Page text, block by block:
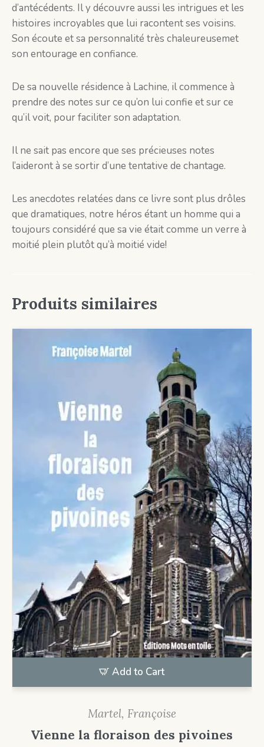
d’antécédents. Il y découvre aussi les intrigues et les
histoires incroyables que lui racontent ses voisins.
Son écoute et sa personnalité très chaleureusemet
son entourage en confiance.
De sa nouvelle résidence à Lachine, il commence à
prendre des notes sur ce qu’on lui confie et sur ce
qu’il voit, pour faciliter son adaptation.
Il ne sait pas encore que ses précieuses notes
l’aideront à se sortir d’une tentative de chantage.
Les anecdotes relatées dans ce livre sont plus drôles
que dramatiques, notre héros étant un homme qui a
toujours considéré que sa vie était comme un verre à
moitié plein plutôt qu’à moitié vide!
Produits similaires
Add to Cart
Martel, Françoise
Vienne la floraison des pivoines